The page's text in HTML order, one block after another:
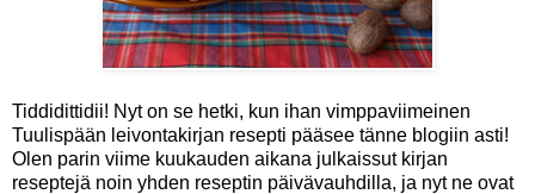
Tiddidittidii! Nyt on se hetki, kun ihan vimppaviimeinen
Tuulispään leivontakirjan resepti pääsee tänne blogiin asti!
Olen parin viime kuukauden aikana julkaissut kirjan
reseptejä noin yhden reseptin päivävauhdilla, ja nyt ne ovat